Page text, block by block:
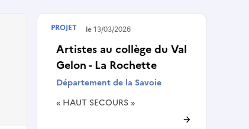
Artistes au collège du Val
Gelon - La Rochette
Département de la Savoie
« HAUT SECOURS »
Terminé le13/03/2026
PROJET